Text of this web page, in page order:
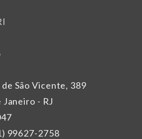
São Vicente, 389
Janeiro - RJ
99627-2758